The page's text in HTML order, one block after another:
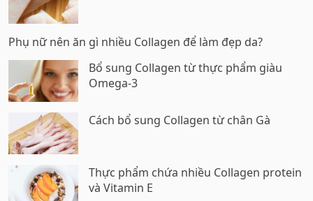
Phụ nữ nên ăn gì nhiều Collagen để làm đẹp da?
Bổ sung Collagen từ thực phẩm giàu
Omega-3
Cách bổ sung Collagen từ chân Gà
Thực phẩm chứa nhiều Collagen protein
và Vitamin E